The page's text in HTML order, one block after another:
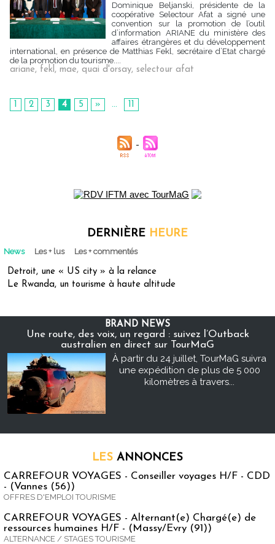
Dominique Beljanski, présidente de la
coopérative Selectour Afat a signé une
convention sur la promotion de l’outil
d’information ARIANE du ministère des
affaires étrangères et du développement
international, en présence de Matthias Fekl, secrétaire d’Etat chargé
de la promotion du tourisme....
ariane, fekl, mae, quai d'orsay, selectour afat
1 2 3 4 5 » ... 11
DERNIÈRE HEURE
News Les + lus Les + commentés
Detroit, une « US city » à la relance
Le Rwanda, un tourisme à haute altitude
BRAND NEWS
Une route, des voix, un regard : suivez l’Outback
australien en direct sur TourMaG
À partir du 24 juillet, TourMaG suivra
une expédition de plus de 5 000
kilomètres à travers...
LES ANNONCES
CARREFOUR VOYAGES - Conseiller voyages H/F - CDD
- (Vannes (56))
OFFRES D'EMPLOI TOURISME
CARREFOUR VOYAGES - Alternant(e) Chargé(e) de
ressources humaines H/F - (Massy/Evry (91))
ALTERNANCE / STAGES TOURISME